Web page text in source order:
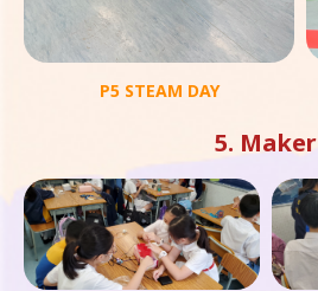
P5 STEAM DAY
5. Maker